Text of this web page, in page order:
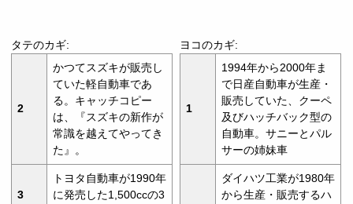
タテのカギ:
2
かつてスズキが販売し
ていた軽自動車であ
る。キャッチコピー
は、『スズキの新作が
常識を越えてやってき
た』。
3
トヨタ自動車が1990年
に発売した1,500ccの3
ヨコのカギ:
1
1994年から2000年ま
で日産自動車が生産・
販売していた、クーペ
及びハッチバック型の
自動車。サニーとパル
サーの姉妹車
ダイハツ工業が1980年
から生産・販売するハ